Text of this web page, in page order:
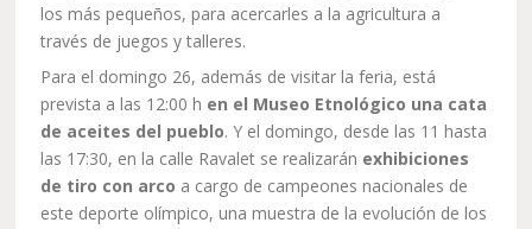
los más pequeños, para acercarles a la agricultura a
través de juegos y talleres.
Para el domingo 26, además de visitar la feria, está
prevista a las 12:00 h en el Museo Etnológico una cata
de aceites del pueblo. Y el domingo, desde las 11 hasta
las 17:30, en la calle Ravalet se realizarán exhibiciones
de tiro con arco a cargo de campeones nacionales de
este deporte olímpico, una muestra de la evolución de los